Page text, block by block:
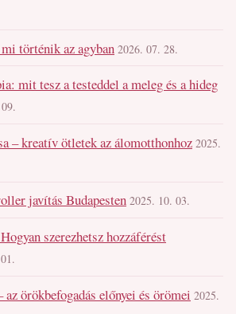
történik az agyban 2026. 07. 28.
mit tesz a testeddel a meleg és a hideg
– kreatív ötletek az álomotthonhoz 2025.
javítás Budapesten 2025. 10. 03.
szerezhetsz hozzáférést
örökbefogadás előnyei és örömei 2025.